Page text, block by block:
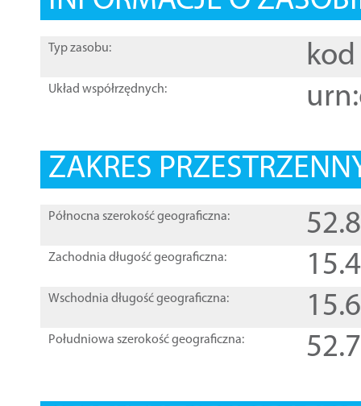
Typ zasobu: kod
Układ współrzędnych:
ZAKRES
Północna szerokość geograficzna:
Zachodnia długość geograficzna:
Wschodnia długość geograficzna:
Południowa szerokość geograficzna: